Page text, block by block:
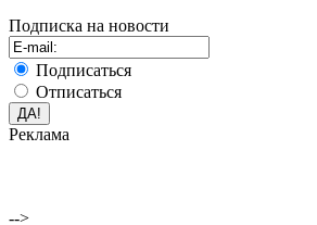
Подписка на новости
Подписаться
Отписаться
Реклама
-->